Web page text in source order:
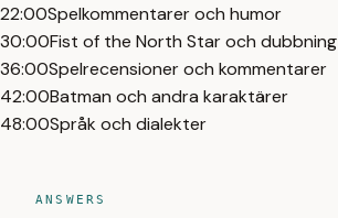
22:00Spelkommentarer och humor
30:00Fist of the North Star och dubbning
36:00Spelrecensioner och kommentarer
42:00Batman och andra karaktärer
48:00Språk och dialekter
ANSWERS